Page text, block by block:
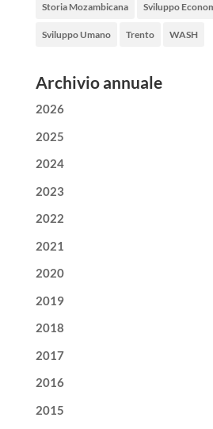
Storia Mozambicana Sviluppo
Sviluppo Umano Trento WASH
Archivio annuale
2026
2025
2024
2023
2022
2021
2020
2019
2018
2017
2016
2015